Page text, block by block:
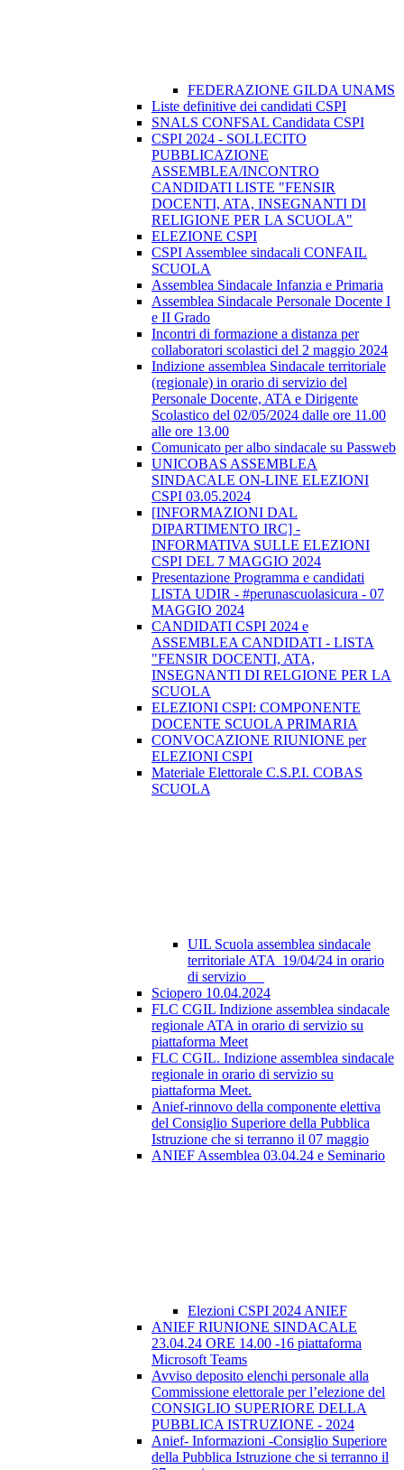
FEDERAZIONE GILDA UNAMS
Liste definitive dei candidati CSPI
SNALS CONFSAL Candidata CSPI
CSPI 2024 - SOLLECITO
PUBBLICAZIONE
ASSEMBLEA/INCONTRO
CANDIDATI LISTE "FENSIR
DOCENTI, ATA, INSEGNANTI DI
RELIGIONE PER LA SCUOLA"
ELEZIONE CSPI
CSPI Assemblee sindacali CONFAIL
SCUOLA
Assemblea Sindacale Infanzia e Primaria
Assemblea Sindacale Personale Docente I
e II Grado
Incontri di formazione a distanza per
collaboratori scolastici del 2 maggio 2024
Indizione assemblea Sindacale territoriale
(regionale) in orario di servizio del
Personale Docente, ATA e Dirigente
Scolastico del 02/05/2024 dalle ore 11.00
alle ore 13.00
Comunicato per albo sindacale su Passweb
UNICOBAS ASSEMBLEA
SINDACALE ON-LINE ELEZIONI
CSPI 03.05.2024
[INFORMAZIONI DAL
DIPARTIMENTO IRC] -
INFORMATIVA SULLE ELEZIONI
CSPI DEL 7 MAGGIO 2024
Presentazione Programma e candidati
LISTA UDIR - #perunascuolasicura - 07
MAGGIO 2024
CANDIDATI CSPI 2024 e
ASSEMBLEA CANDIDATI - LISTA
"FENSIR DOCENTI, ATA,
INSEGNANTI DI RELGIONE PER LA
SCUOLA
ELEZIONI CSPI: COMPONENTE
DOCENTE SCUOLA PRIMARIA
CONVOCAZIONE RIUNIONE per
ELEZIONI CSPI
Materiale Elettorale C.S.P.I. COBAS
SCUOLA
UIL Scuola assemblea sindacale
territoriale ATA 19/04/24 in orario
di servizio
Sciopero 10.04.2024
FLC CGIL Indizione assemblea sindacale
regionale ATA in orario di servizio su
piattaforma Meet
FLC CGIL. Indizione assemblea sindacale
regionale in orario di servizio su
piattaforma Meet.
Anief-rinnovo della componente elettiva
del Consiglio Superiore della Pubblica
Istruzione che si terranno il 07 maggio
ANIEF Assemblea 03.04.24 e Seminario
Elezioni CSPI 2024 ANIEF
ANIEF RIUNIONE SINDACALE
23.04.24 ORE 14.00 -16 piattaforma
Microsoft Teams
Avviso deposito elenchi personale alla
Commissione elettorale per l’elezione del
CONSIGLIO SUPERIORE DELLA
PUBBLICA ISTRUZIONE - 2024
Anief- Informazioni -Consiglio Superiore
della Pubblica Istruzione che si terranno il